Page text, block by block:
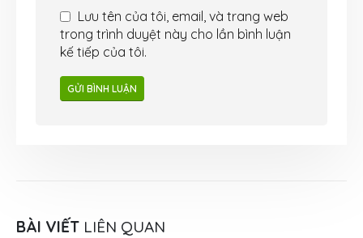
Lưu tên của tôi, email, và trang web
trong trình duyệt này cho lần bình luận
kế tiếp của tôi.
BÀI VIẾT LIÊN QUAN